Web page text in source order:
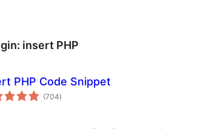
insert PHP
PHP Code Snippet
(704total
de
)